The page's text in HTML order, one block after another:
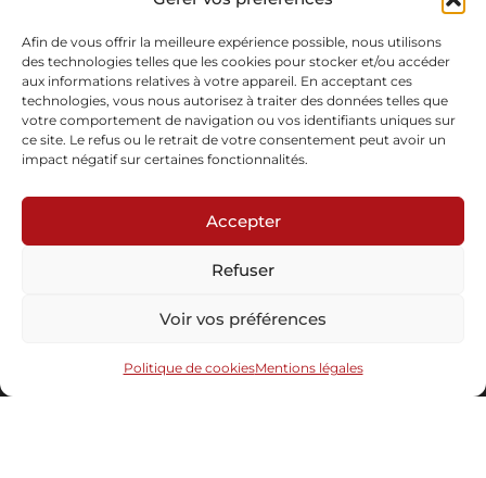
Afin de vous offrir la meilleure expérience possible, nous utilisons
des technologies telles que les cookies pour stocker et/ou accéder
aux informations relatives à votre appareil. En acceptant ces
technologies, vous nous autorisez à traiter des données telles que
votre comportement de navigation ou vos identifiants uniques sur
ce site. Le refus ou le retrait de votre consentement peut avoir un
impact négatif sur certaines fonctionnalités.
Accepter
Refuser
Voir vos préférences
Politique de cookiesMentions légales
Demande d'informations Télécharger la fiche
Abonnez-vous à notre newsletter